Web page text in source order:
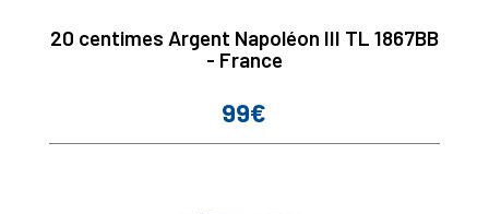
20 centimes Argent Napoléon III TL 1867BB
- France
Prix
99€